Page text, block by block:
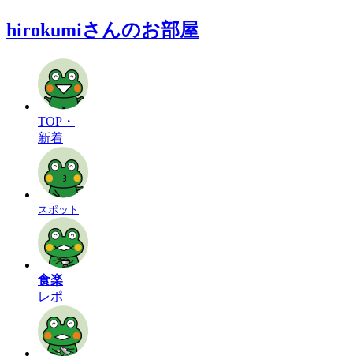
hirokumiさんのお部屋
TOP・
新着
スポット
食楽
レポ